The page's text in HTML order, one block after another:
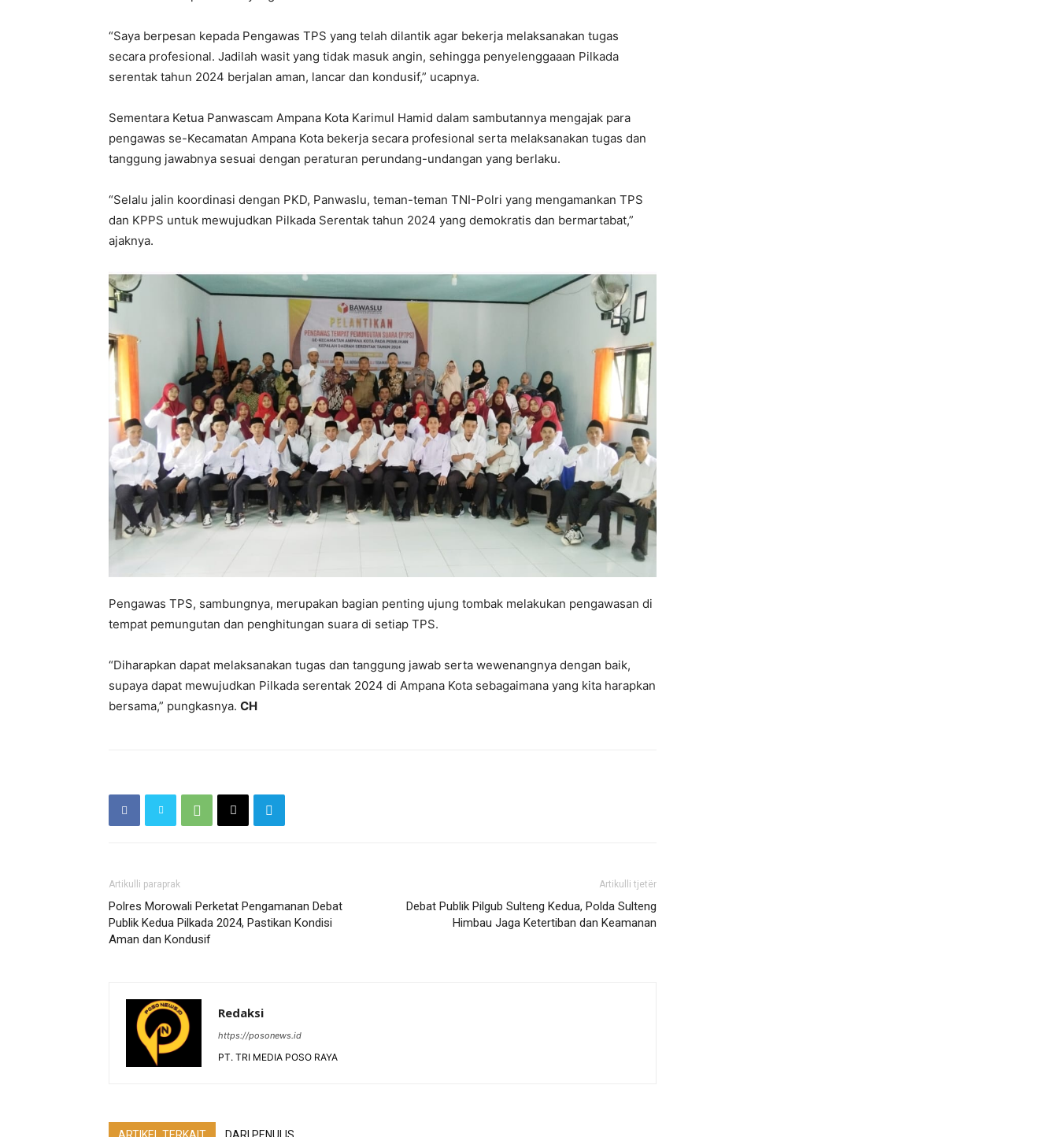
“Saya berpesan kepada Pengawas TPS yang telah dilantik agar bekerja melaksanakan tugas
secara profesional. Jadilah wasit yang tidak masuk angin, sehingga penyelenggaaan Pilkada
serentak tahun 2024 berjalan aman, lancar dan kondusif,” ucapnya.
Sementara Ketua Panwascam Ampana Kota Karimul Hamid dalam sambutannya mengajak para
pengawas se-Kecamatan Ampana Kota bekerja secara profesional serta melaksanakan tugas dan
tanggung jawabnya sesuai dengan peraturan perundang-undangan yang berlaku.
“Selalu jalin koordinasi dengan PKD, Panwaslu, teman-teman TNI-Polri yang mengamankan TPS
dan KPPS untuk mewujudkan Pilkada Serentak tahun 2024 yang demokratis dan bermartabat,”
ajaknya.
Pengawas TPS, sambungnya, merupakan bagian penting ujung tombak melakukan pengawasan di
tempat pemungutan dan penghitungan suara di setiap TPS.
“Diharapkan dapat melaksanakan tugas dan tanggung jawab serta wewenangnya dengan baik,
supaya dapat mewujudkan Pilkada serentak 2024 di Ampana Kota sebagaimana yang kita harapkan
bersama,” pungkasnya. CH
Artikulli paraprak
Polres Morowali Perketat Pengamanan Debat
Publik Kedua Pilkada 2024, Pastikan Kondisi
Aman dan Kondusif
Artikulli tjetër
Debat Publik Pilgub Sulteng Kedua, Polda Sulteng
Himbau Jaga Ketertiban dan Keamanan
Redaksi
https://posonews.id
PT. TRI MEDIA POSO RAYA